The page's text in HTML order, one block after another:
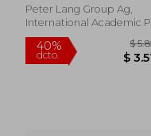
Oestliches Berner
Oberland (en
Peter Lang Group Ag,
International Academic P,
Tapa Blanda, Nuevo